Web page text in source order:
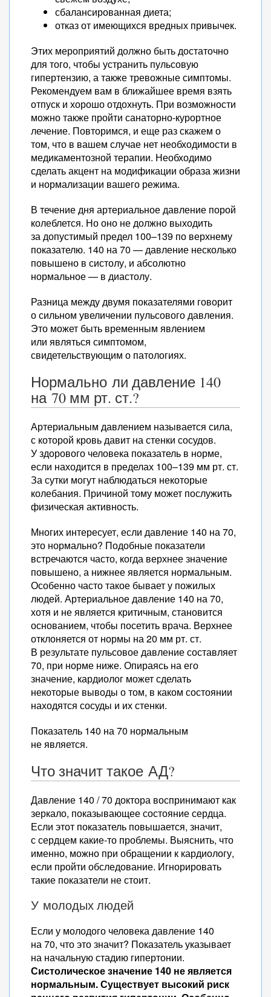
сбалансированная диета;
отказ от имеющихся вредных привычек.
Этих мероприятий должно быть достаточно
для того, чтобы устранить пульсовую
гипертензию, а также тревожные симптомы.
Рекомендуем вам в ближайшее время взять
отпуск и хорошо отдохнуть. При возможности
можно также пройти санаторно-курортное
лечение. Повторимся, и еще раз скажем о
том, что в вашем случае нет необходимости в
медикаментозной терапии. Необходимо
сделать акцент на модификации образа жизни
и нормализации вашего режима.
В течение дня артериальное давление порой
колеблется. Но оно не должно выходить
за допустимый предел 100–139 по верхнему
показателю. 140 на 70 — давление несколько
повышено в систолу, и абсолютно
нормальное — в диастолу.
Разница между двумя показателями говорит
о сильном увеличении пульсового давления.
Это может быть временным явлением
или являться симптомом,
свидетельствующим о патологиях.
Нормально ли давление 140
на 70 мм рт. ст.?
Артериальным давлением называется сила,
с которой кровь давит на стенки сосудов.
У здорового человека показатель в норме,
если находится в пределах 100–139 мм рт. ст.
За сутки могут наблюдаться некоторые
колебания. Причиной тому может послужить
физическая активность.
Многих интересует, если давление 140 на 70,
это нормально? Подобные показатели
встречаются часто, когда верхнее значение
повышено, а нижнее является нормальным.
Особенно часто такое бывает у пожилых
людей. Артериальное давление 140 на 70,
хотя и не является критичным, становится
основанием, чтобы посетить врача. Верхнее
отклоняется от нормы на 20 мм рт. ст.
В результате пульсовое давление составляет
70, при норме ниже. Опираясь на его
значение, кардиолог может сделать
некоторые выводы о том, в каком состоянии
находятся сосуды и их стенки.
Показатель 140 на 70 нормальным
не является.
Что значит такое АД?
Давление 140 / 70 доктора воспринимают как
зеркало, показывающее состояние сердца.
Если этот показатель повышается, значит,
с сердцем какие-то проблемы. Выяснить, что
именно, можно при обращении к кардиологу,
если пройти обследование. Игнорировать
такие показатели не стоит.
У молодых людей
Если у молодого человека давление 140
на 70, что это значит? Показатель указывает
на начальную стадию гипертонии.
Систолическое значение 140 не является
нормальным. Существует высокий риск